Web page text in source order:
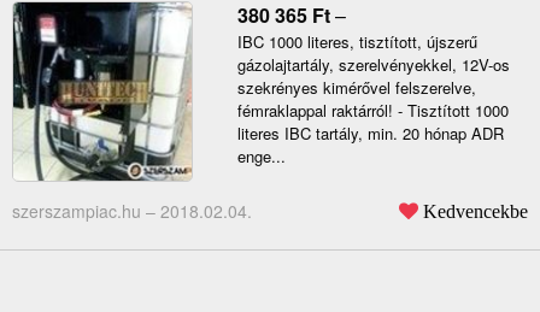
380 365 Ft–
IBC 1000 literes, tisztított, újszerű
gázolajtartály, szerelvényekkel, 12V-os
szekrényes kimérővel felszerelve,
fémraklappal raktárról! - Tisztított 1000
literes IBC tartály, min. 20 hónap ADR
enge...
szerszampiac.hu – 2018.02.04. Kedvencekbe